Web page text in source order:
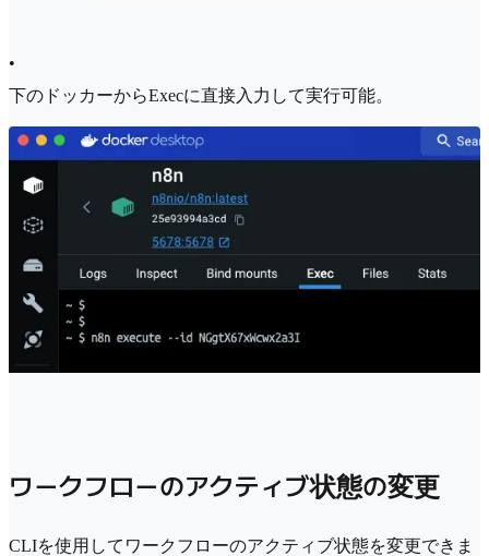
•
下のドッカーからExecに直接入力して実行可能。
ワークフローのアクティブ状態の変更
CLIを使用してワークフローのアクティブ状態を変更できま